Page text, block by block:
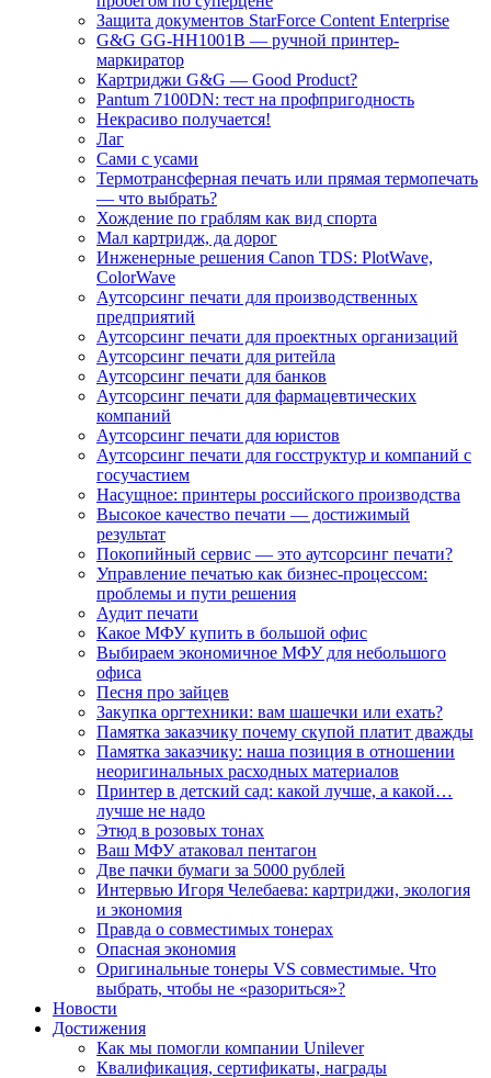
Защита документов StarForce Content Enterprise
G&G GG-HH1001B — ручной принтер-
маркиратор
Картриджи G&G — Good Product?
Pantum 7100DN: тест на профпригодность
Некрасиво получается!
Лаг
Сами с усами
Термотрансферная печать или прямая термопечать
— что выбрать?
Хождение по граблям как вид спорта
Мал картридж, да дорог
Инженерные решения Canon TDS: PlotWave,
ColorWave
Аутсорсинг печати для производственных
предприятий
Аутсорсинг печати для проектных организаций
Аутсорсинг печати для ритейла
Аутсорсинг печати для банков
Аутсорсинг печати для фармацевтических
компаний
Аутсорсинг печати для юристов
Аутсорсинг печати для госструктур и компаний с
госучастием
Насущное: принтеры российского производства
Высокое качество печати — достижимый
результат
Покопийный сервис — это аутсорсинг печати?
Управление печатью как бизнес-процессом:
проблемы и пути решения
Аудит печати
Какое МФУ купить в большой офис
Выбираем экономичное МФУ для небольшого
офиса
Песня про зайцев
Закупка оргтехники: вам шашечки или ехать?
Памятка заказчику почему скупой платит дважды
Памятка заказчику: наша позиция в отношении
неоригинальных расходных материалов
Принтер в детский сад: какой лучше, а какой…
лучше не надо
Этюд в розовых тонах
Ваш МФУ атаковал пентагон
Две пачки бумаги за 5000 рублей
Интервью Игоря Челебаева: картриджи, экология
и экономия
Правда о совместимых тонерах
Опасная экономия
Оригинальные тонеры VS совместимые. Что
выбрать, чтобы не «разориться»?
Новости
Достижения
Как мы помогли компании Unilever
Квалификация, сертификаты, награды